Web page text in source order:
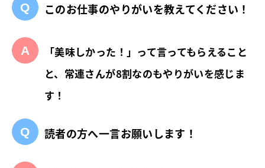
このお仕事のやりがいを教えてください！
「美味しかった！」って言ってもらえること
と、常連さんが8割なのもやりがいを感じま
す！
読者の方へ一言お願いします！